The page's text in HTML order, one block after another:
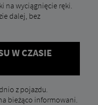
na wyciągnięcie ręki.
dalej, bez
W CZASIE
z pojazdu.
bieżąco informowani.